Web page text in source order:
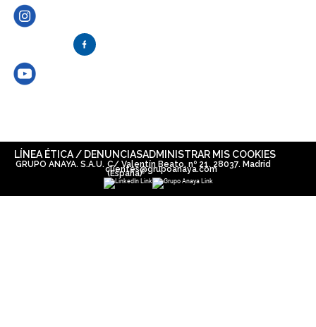
LÍNEA ÉTICA / DENUNCIASADMINISTRAR MIS COOKIES
GRUPO ANAYA. S.A.U. C/ Valentín Beato, nº 21. 28037. Madrid
(España)
clientes@grupoanaya.com